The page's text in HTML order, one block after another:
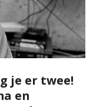
je er twee!
en